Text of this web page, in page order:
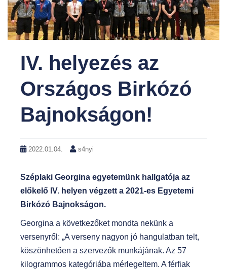
IV. helyezés az
Országos Birkózó
Bajnokságon!
2022.01.04. s4nyi
Széplaki Georgina egyetemünk hallgatója az
előkelő IV. helyen végzett a 2021-es Egyetemi
Birkózó Bajnokságon.
Georgina a következőket mondta nekünk a
versenyről: „A verseny nagyon jó hangulatban telt,
köszönhetően a szervezők munkájának. Az 57
kilogrammos kategóriába mérlegeltem. A férfiak